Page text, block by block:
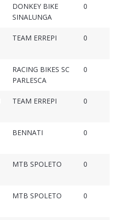
DONKEY BIKE
SINALUNGA
0
TEAM ERREPI 0
RACING BIKES SC
PARLESCA
0
TEAM ERREPI 0
BENNATI 0
MTB SPOLETO 0
MTB SPOLETO 0